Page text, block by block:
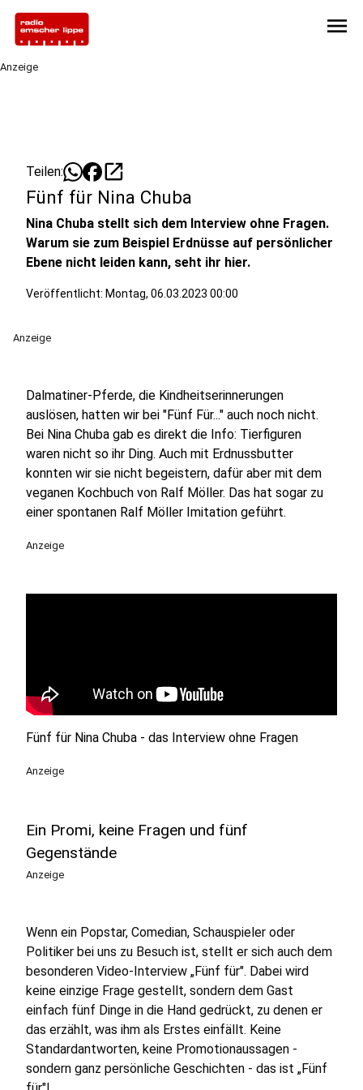
menu
Anzeige
Teilen: open_in_new
Fünf für Nina Chuba
Nina Chuba stellt sich dem Interview ohne Fragen.
Warum sie zum Beispiel Erdnüsse auf persönlicher
Ebene nicht leiden kann, seht ihr hier.
Veröffentlicht: Montag, 06.03.2023 00:00
Anzeige
Dalmatiner-Pferde, die Kindheitserinnerungen
auslösen, hatten wir bei "Fünf Für..." auch noch nicht.
Bei Nina Chuba gab es direkt die Info: Tierfiguren
waren nicht so ihr Ding. Auch mit Erdnussbutter
konnten wir sie nicht begeistern, dafür aber mit dem
veganen Kochbuch von Ralf Möller. Das hat sogar zu
einer spontanen Ralf Möller Imitation geführt.
Anzeige
Fünf für Nina Chuba - das Interview ohne Fragen
Anzeige
Ein Promi, keine Fragen und fünf
Gegenstände
Anzeige
Wenn ein Popstar, Comedian, Schauspieler oder
Politiker bei uns zu Besuch ist, stellt er sich auch dem
besonderen Video-Interview „Fünf für". Dabei wird
keine einzige Frage gestellt, sondern dem Gast
einfach fünf Dinge in die Hand gedrückt, zu denen er
das erzählt, was ihm als Erstes einfällt. Keine
Standardantworten, keine Promotionaussagen -
sondern ganz persönliche Geschichten - das ist „Fünf